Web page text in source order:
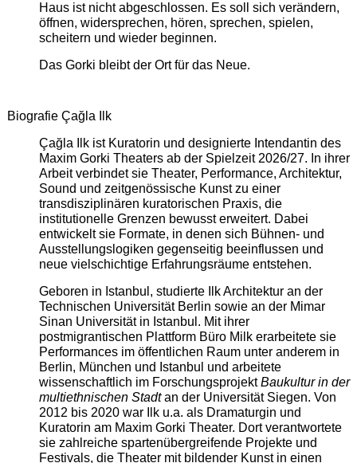
Haus ist nicht abgeschlossen. Es soll sich verändern,
öffnen, widersprechen, hören, sprechen, spielen,
scheitern und wieder beginnen.
Das Gorki bleibt der Ort für das Neue.
Biografie Çağla Ilk
Çağla Ilk ist Kuratorin und designierte Intendantin des
Maxim Gorki Theaters ab der Spielzeit 2026/27. In ihrer
Arbeit verbindet sie Theater, Performance, Architektur,
Sound und zeitgenössische Kunst zu einer
transdisziplinären kuratorischen Praxis, die
institutionelle Grenzen bewusst erweitert. Dabei
entwickelt sie Formate, in denen sich Bühnen- und
Ausstellungslogiken gegenseitig beeinflussen und
neue vielschichtige Erfahrungsräume entstehen.
Geboren in Istanbul, studierte Ilk Architektur an der
Technischen Universität Berlin sowie an der Mimar
Sinan Universität in Istanbul. Mit ihrer
postmigrantischen Plattform Büro Milk erarbeitete sie
Performances im öffentlichen Raum unter anderem in
Berlin, München und Istanbul und arbeitete
wissenschaftlich im ForschungsprojektBaukultur in der
multiethnischen Stadtan der Universität Siegen. Von
2012 bis 2020 war Ilk u.a. als Dramaturgin und
Kuratorin am Maxim Gorki Theater. Dort verantwortete
sie zahlreiche spartenübergreifende Projekte und
Festivals, die Theater mit bildender Kunst in einen